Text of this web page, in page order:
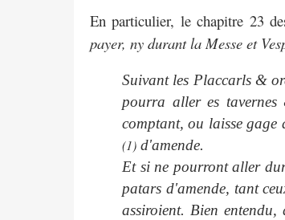
En particulier, le chapitre 23
payer, ny durant la Messe et
Suivant les Placcarls &
pourra aller es
comptant, ou laissegage
(1) d'amende.
Et si ne pourront aller
patars d'amende, tant
assiroient. Bien entendu,